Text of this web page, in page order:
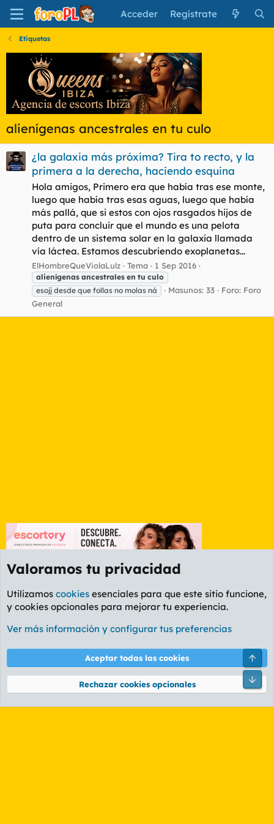
Acceder Regístrate
Etiquetas
alienígenas ancestrales en tu culo
¿la galaxia más próxima? Tira to recto, y la
primera a la derecha, haciendo esquina
Hola amigos, Primero era que había tras ese monte,
luego que había tras esas aguas, luego que había
más pallá, que si estos con ojos rasgados hijos de
puta para concluir que el mundo es una pelota
dentro de un sistema solar en la galaxia llamada
vía láctea. Estamos descubriendo exoplanetas...
ElHombreQueViolaLulz Tema 1 Sep 2016
alienígenas ancestrales en tu culo
esojj desde que follas no molas ná
Masunos: 33 Foro: Foro
General
Etiquetas
Cookies
PL OLDSTYLE AMARILLO
Términos y reglas Política de privacidad Ayuda
Community platform by XenForo® © 2010-2026 XenForo Ltd.
Valoramos tu privacidad
Utilizamos cookies esenciales para que este sitio funcione,
y cookies opcionales para mejorar tu experiencia.
Ver más información y configurar tus preferencias
Aceptar todas las cookies
Rechazar cookies opcionales
Pie